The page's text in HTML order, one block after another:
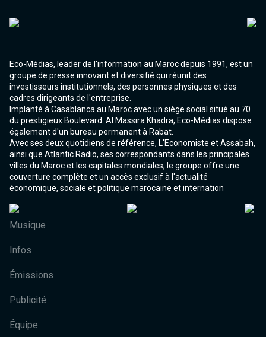
Eco-Médias, leader de l'information au Maroc depuis 1991, est un
groupe de presse innovant et diversifié qui réunit des
investisseurs institutionnels, des personnes physiques et des
cadres dirigeants de l'entreprise.
Implanté à Casablanca au Maroc avec un siège social situé au 70
du prestigieux Boulevard. Al Massira Khadra, Eco-Médias dispose
également d'un bureau permanent à Rabat.
Avec ses deux quotidiens de référence, L'Economiste et Assabah,
ainsi que Atlantic Radio, ses correspondants dans les principales
villes du Maroc et les capitales mondiales, le groupe offre une
couverture complète et un accès exclusif à l'actualité
économique, sociale et politique marocaine et internation
Musique
Infos
Émissions
Publicité
Équipe